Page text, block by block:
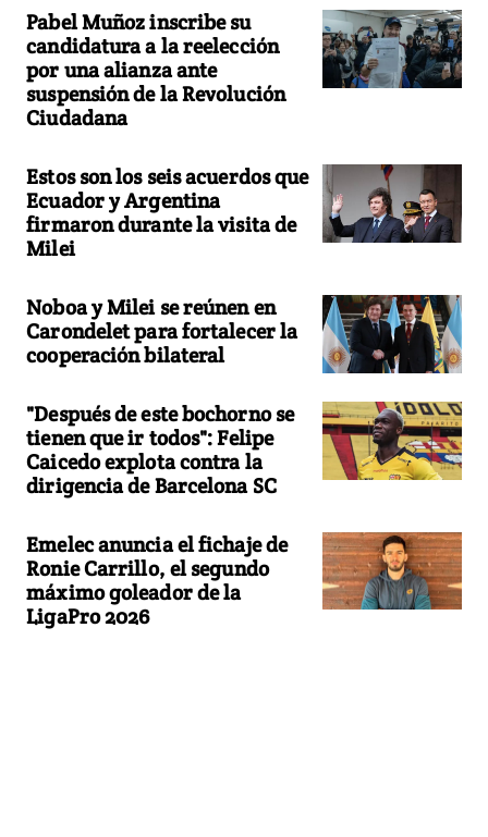
Pabel Muñoz inscribe su
candidatura a la reelección
por una alianza ante
suspensión de la Revolución
Ciudadana
Estos son los seis acuerdos que
Ecuador y Argentina
firmaron durante la visita de
Milei
Noboa y Milei se reúnen en
Carondelet para fortalecer la
cooperación bilateral
"Después de este bochorno se
tienen que ir todos": Felipe
Caicedo explota contra la
dirigencia de Barcelona SC
Emelec anuncia el fichaje de
Ronie Carrillo, el segundo
máximo goleador de la
LigaPro 2026